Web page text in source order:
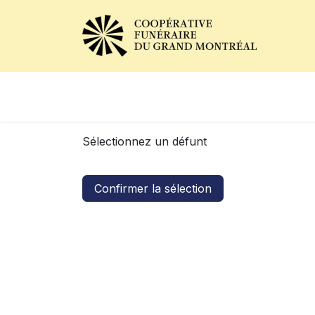
Sélectionnez un défunt
Confirmer la sélection